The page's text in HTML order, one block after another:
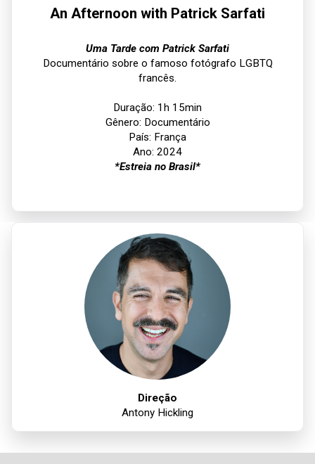
An Afternoon with Patrick Sarfati
Uma Tarde com Patrick Sarfati
Documentário sobre o famoso fotógrafo LGBTQ
francês.
Duração: 1h 15min
Gênero: Documentário
País: França
Ano: 2024
*Estreia no Brasil*
Direção
Antony Hickling